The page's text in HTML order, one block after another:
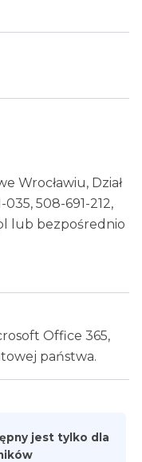
Wrocławiu, Dział
508-691-212,
lub bezpośrednio
Office 365,
państwa.
jest tylko dla